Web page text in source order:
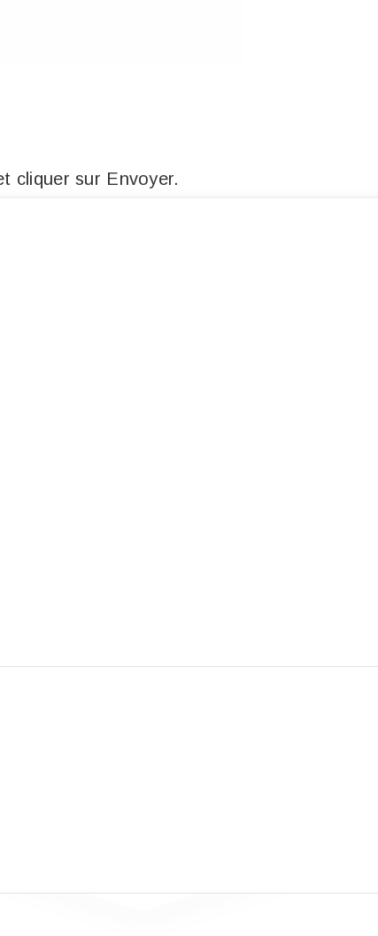
cliquer sur Envoyer.